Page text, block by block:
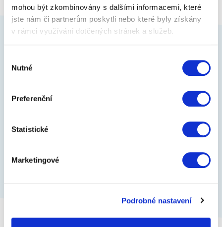
mohou být zkombinovány s dalšími informacemi, které
jste nám či partnerům poskytli nebo které byly získány
v rámci využívání dotčených stránek a služeb.
souhlasu
Nutné
Preferenční
Statistické
Marketingové
Podrobné nastavení
1
Hrnek v šedé barvě je ideální dárek pro všechny,
Zobrazit více